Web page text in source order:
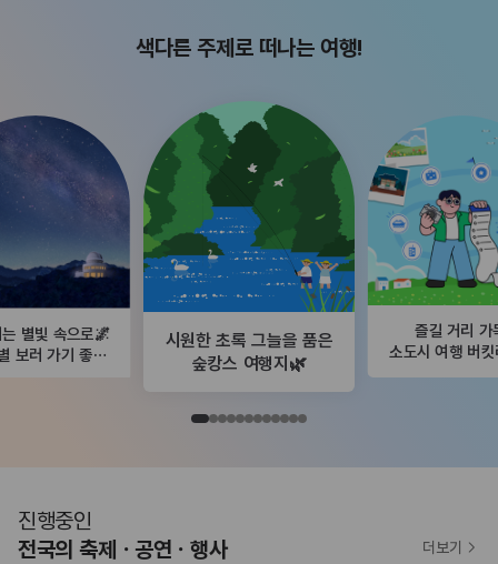
색다른 주제로 떠나는 여행!
별빛 속으로🌌
보러 가기 좋은
시원한 초록 그늘을 품은
숲캉스 여행지🌿
즐길 거리 가
소도시 여행 버킷
진행중인
전국의 축제ㆍ공연ㆍ행사
더보기